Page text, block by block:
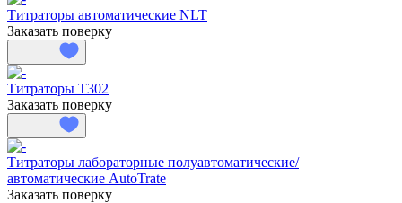
Титраторы автоматические NLT
Заказать поверку
Титраторы Т302
Заказать поверку
Титраторы лабораторные полуавтоматические/
автоматические AutoTrate
Заказать поверку